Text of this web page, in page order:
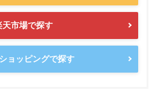
天市場で探す
ョッピングで探す